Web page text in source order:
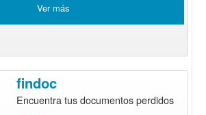
Ver más
findoc
Encuentra tus documentos perdidos